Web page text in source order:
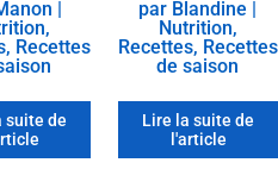
|
,
, Recettes
suite de
par Blandine |
Nutrition,
Recettes, Recettes
de saison
Lire la suite de
l'article